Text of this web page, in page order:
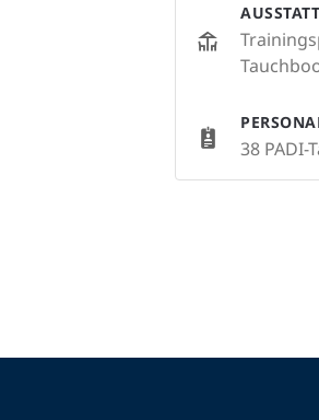
38 PADI-